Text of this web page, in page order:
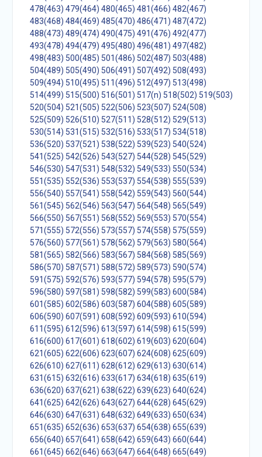
478(463) 479(464) 480(465) 481(466) 482(467)
483(468) 484(469) 485(470) 486(471) 487(472)
488(473) 489(474) 490(475) 491(476) 492(477)
493(478) 494(479) 495(480) 496(481) 497(482)
498(483) 500(485) 501(486) 502(487) 503(488)
504(489) 505(490) 506(491) 507(492) 508(493)
509(494) 510(495) 511(496) 512(497) 513(498)
514(499) 515(500) 516(501) 517(n) 518(502) 519(503)
520(504) 521(505) 522(506) 523(507) 524(508)
525(509) 526(510) 527(511) 528(512) 529(513)
530(514) 531(515) 532(516) 533(517) 534(518)
536(520) 537(521) 538(522) 539(523) 540(524)
541(525) 542(526) 543(527) 544(528) 545(529)
546(530) 547(531) 548(532) 549(533) 550(534)
551(535) 552(536) 553(537) 554(538) 555(539)
556(540) 557(541) 558(542) 559(543) 560(544)
561(545) 562(546) 563(547) 564(548) 565(549)
566(550) 567(551) 568(552) 569(553) 570(554)
571(555) 572(556) 573(557) 574(558) 575(559)
576(560) 577(561) 578(562) 579(563) 580(564)
581(565) 582(566) 583(567) 584(568) 585(569)
586(570) 587(571) 588(572) 589(573) 590(574)
591(575) 592(576) 593(577) 594(578) 595(579)
596(580) 597(581) 598(582) 599(583) 600(584)
601(585) 602(586) 603(587) 604(588) 605(589)
606(590) 607(591) 608(592) 609(593) 610(594)
611(595) 612(596) 613(597) 614(598) 615(599)
616(600) 617(601) 618(602) 619(603) 620(604)
621(605) 622(606) 623(607) 624(608) 625(609)
626(610) 627(611) 628(612) 629(613) 630(614)
631(615) 632(616) 633(617) 634(618) 635(619)
636(620) 637(621) 638(622) 639(623) 640(624)
641(625) 642(626) 643(627) 644(628) 645(629)
646(630) 647(631) 648(632) 649(633) 650(634)
651(635) 652(636) 653(637) 654(638) 655(639)
656(640) 657(641) 658(642) 659(643) 660(644)
661(645) 662(646) 663(647) 664(648) 665(649)